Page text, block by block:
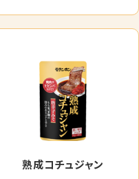
熟成コチュジャン